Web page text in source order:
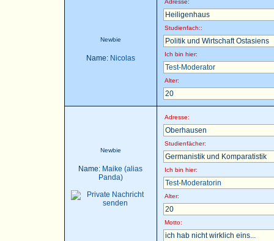
Newbie
Name: Nicolas
Adresse:
Heiligenhaus
Studienfach::
Politik und Wirtschaft Ostasiens
Ich bin hier:
Test-Moderator
Alter:
20
Newbie
Name: Maike (alias
Panda)
Adresse:
Oberhausen
Studienfächer:
Germanistik und Komparatistik
Ich bin hier:
Test-Moderatorin
Alter:
20
Motto:
ich hab nicht wirklich eins...